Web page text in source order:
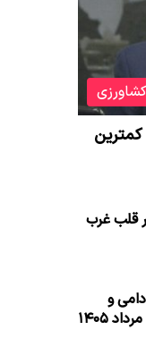
کشاورزی
کمترین
قلب غرب
و